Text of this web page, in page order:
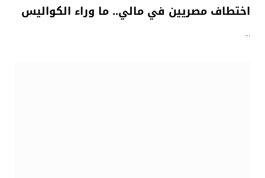
اختطاف مصريين في مالي.. ما وراء الكواليس
…